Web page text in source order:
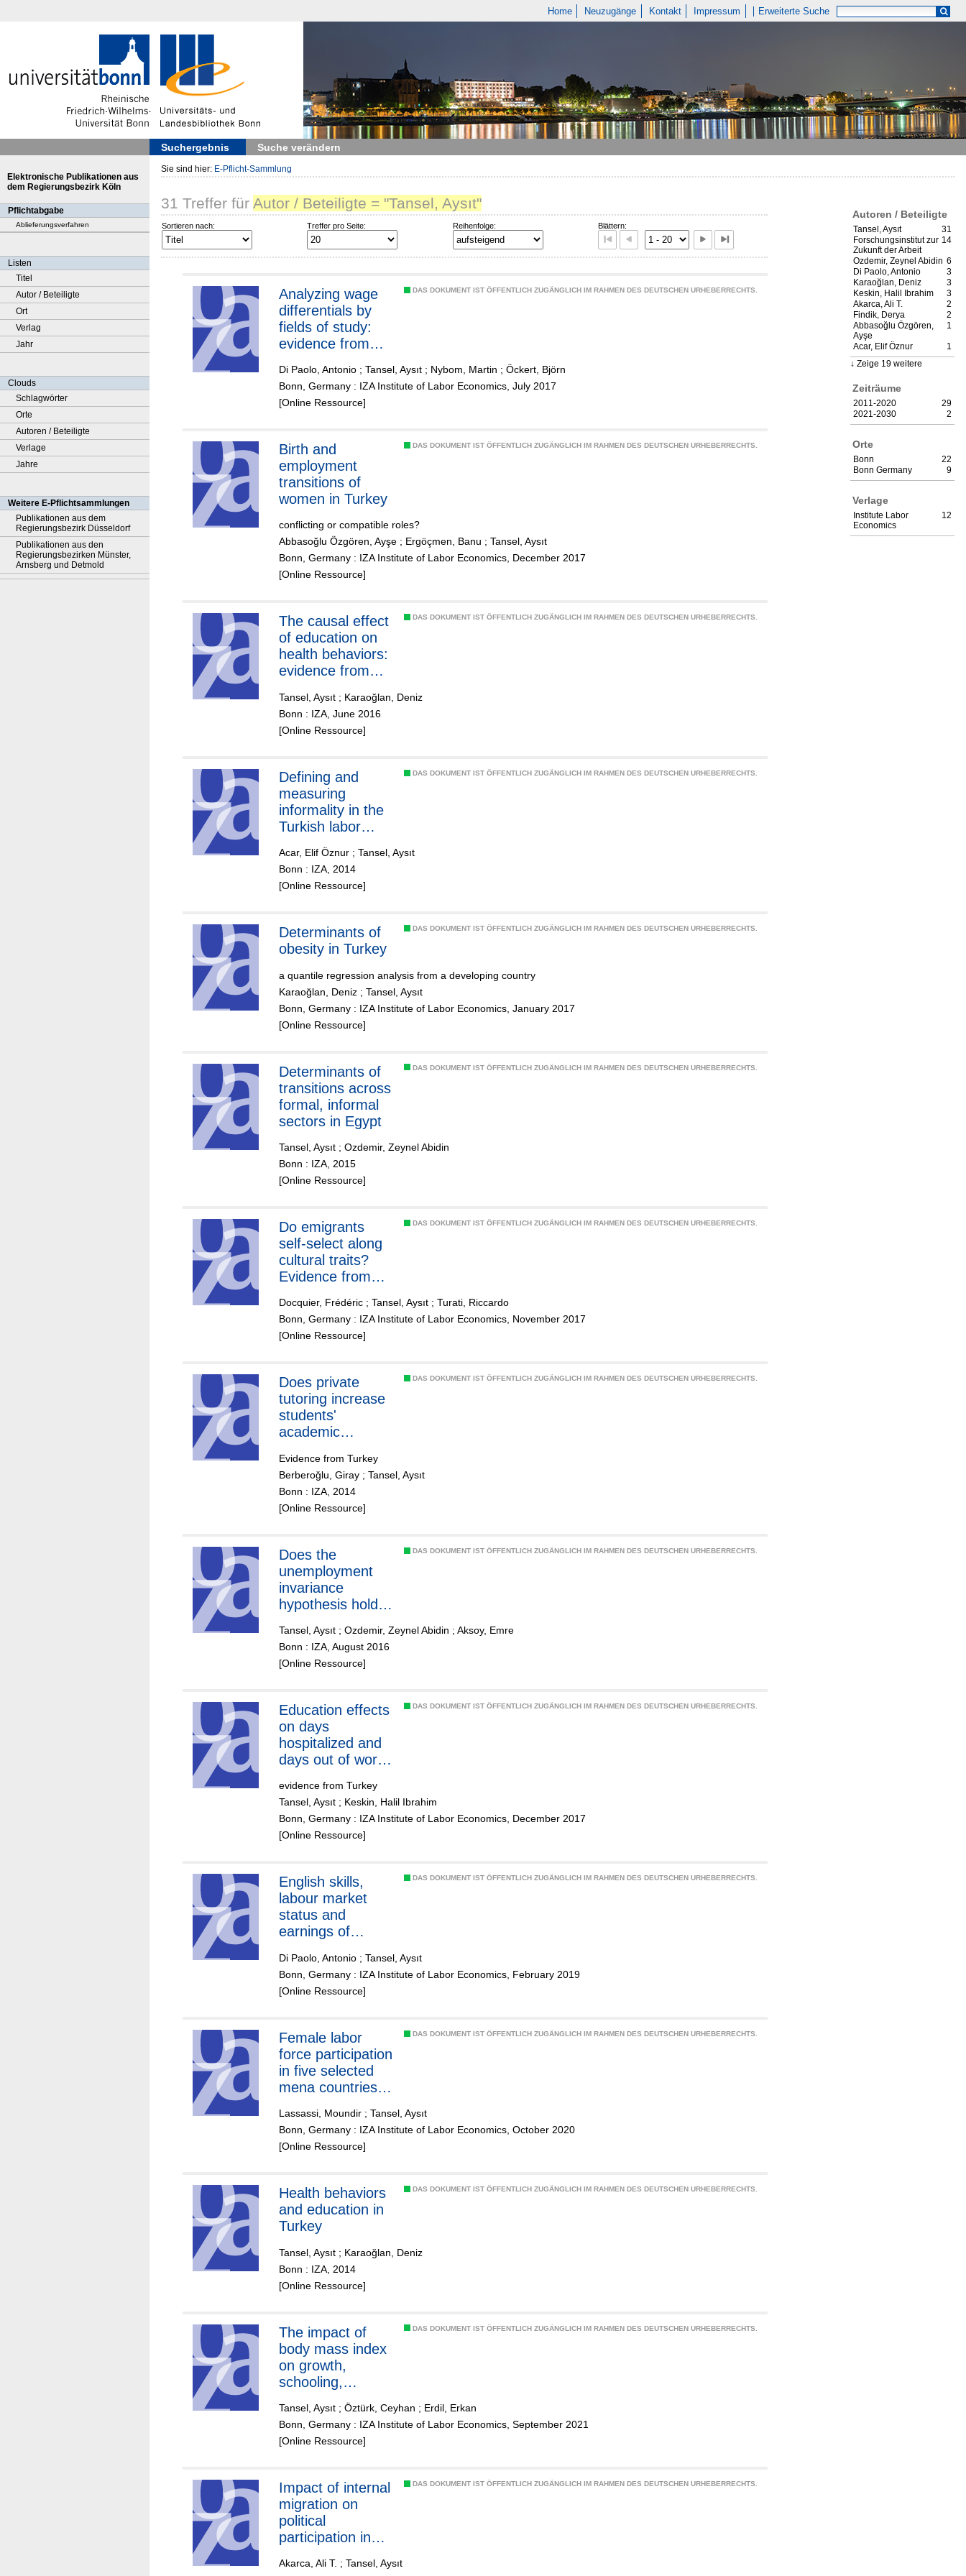
Home Neuzugänge Kontakt Impressum Erweiterte Suche
Suchergebnis Suche verändern
Elektronische Publikationen aus
dem Regierungsbezirk Köln
Pflichtabgabe
Ablieferungsverfahren
Listen
Titel
Autor / Beteiligte
Ort
Verlag
Jahr
Clouds
Schlagwörter
Orte
Autoren / Beteiligte
Verlage
Jahre
Weitere E-Pflichtsammlungen
Publikationen aus dem
Regierungsbezirk Düsseldorf
Publikationen aus den
Regierungsbezirken Münster,
Arnsberg und Detmold
Sie sind hier: E-Pflicht-Sammlung
Autoren / Beteiligte
31
Tansel, Aysıt
14
Forschungsinstitut zur
Zukunft der Arbeit
6
Ozdemir, Zeynel Abidin
3
Di Paolo, Antonio
3
Karaoğlan, Deniz
3
Keskin, Halil Ibrahim
2
Akarca, Ali T.
2
Findik, Derya
1
Abbasoğlu Özgören,
Ayşe
1
Acar, Elif Öznur
Zeige 19 weitere
Zeiträume
29
2011-2020
2
2021-2030
Orte
22
Bonn
9
Bonn Germany
Verlage
12
Institute Labor
Economics
31 Treffer für Autor / Beteiligte = "Tansel, Aysıt"
Sortieren nach: Treffer pro Seite: Reihenfolge: Blättern:
DAS DOKUMENT IST ÖFFENTLICH ZUGÄNGLICH IM RAHMEN DES DEUTSCHEN URHEBERRECHTS.
Analyzing wage
differentials by
fields of study:
evidence from
Di Paolo, Antonio ; Tansel, Aysıt ; Nybom, Martin ; Öckert, Björn
Bonn, Germany : IZA Institute of Labor Economics, July 2017
[Online Ressource]
DAS DOKUMENT IST ÖFFENTLICH ZUGÄNGLICH IM RAHMEN DES DEUTSCHEN URHEBERRECHTS.
Birth and
employment
transitions of
women in Turkey
conflicting or compatible roles?
Abbasoğlu Özgören, Ayşe ; Ergöçmen, Banu ; Tansel, Aysıt
Bonn, Germany : IZA Institute of Labor Economics, December 2017
[Online Ressource]
DAS DOKUMENT IST ÖFFENTLICH ZUGÄNGLICH IM RAHMEN DES DEUTSCHEN URHEBERRECHTS.
The causal effect
of education on
health behaviors:
evidence from
Tansel, Aysıt ; Karaoğlan, Deniz
Bonn : IZA, June 2016
[Online Ressource]
DAS DOKUMENT IST ÖFFENTLICH ZUGÄNGLICH IM RAHMEN DES DEUTSCHEN URHEBERRECHTS.
Defining and
measuring
informality in the
Turkish labor
Acar, Elif Öznur ; Tansel, Aysıt
Bonn : IZA, 2014
[Online Ressource]
DAS DOKUMENT IST ÖFFENTLICH ZUGÄNGLICH IM RAHMEN DES DEUTSCHEN URHEBERRECHTS.
Determinants of
obesity in Turkey
a quantile regression analysis from a developing country
Karaoğlan, Deniz ; Tansel, Aysıt
Bonn, Germany : IZA Institute of Labor Economics, January 2017
[Online Ressource]
DAS DOKUMENT IST ÖFFENTLICH ZUGÄNGLICH IM RAHMEN DES DEUTSCHEN URHEBERRECHTS.
Determinants of
transitions across
formal, informal
sectors in Egypt
Tansel, Aysıt ; Ozdemir, Zeynel Abidin
Bonn : IZA, 2015
[Online Ressource]
DAS DOKUMENT IST ÖFFENTLICH ZUGÄNGLICH IM RAHMEN DES DEUTSCHEN URHEBERRECHTS.
Do emigrants
self-select along
cultural traits?
Evidence from
countries
Docquier, Frédéric ; Tansel, Aysıt ; Turati, Riccardo
Bonn, Germany : IZA Institute of Labor Economics, November 2017
[Online Ressource]
DAS DOKUMENT IST ÖFFENTLICH ZUGÄNGLICH IM RAHMEN DES DEUTSCHEN URHEBERRECHTS.
Does private
tutoring increase
students'
academic
Evidence from Turkey
Berberoǧlu, Giray ; Tansel, Aysıt
Bonn : IZA, 2014
[Online Ressource]
DAS DOKUMENT IST ÖFFENTLICH ZUGÄNGLICH IM RAHMEN DES DEUTSCHEN URHEBERRECHTS.
Does the
unemployment
invariance
hypothesis hold
Tansel, Aysıt ; Ozdemir, Zeynel Abidin ; Aksoy, Emre
Bonn : IZA, August 2016
[Online Ressource]
DAS DOKUMENT IST ÖFFENTLICH ZUGÄNGLICH IM RAHMEN DES DEUTSCHEN URHEBERRECHTS.
Education effects
on days
hospitalized and
days out of work
evidence from Turkey
Tansel, Aysıt ; Keskin, Halil Ibrahim
Bonn, Germany : IZA Institute of Labor Economics, December 2017
[Online Ressource]
DAS DOKUMENT IST ÖFFENTLICH ZUGÄNGLICH IM RAHMEN DES DEUTSCHEN URHEBERRECHTS.
English skills,
labour market
status and
earnings of
Di Paolo, Antonio ; Tansel, Aysıt
Bonn, Germany : IZA Institute of Labor Economics, February 2019
[Online Ressource]
DAS DOKUMENT IST ÖFFENTLICH ZUGÄNGLICH IM RAHMEN DES DEUTSCHEN URHEBERRECHTS.
Female labor
force participation
in five selected
mena countries:
cohort analysis
(Algeria, Egypt,
Jordan, Palestine
Lassassi, Moundir ; Tansel, Aysıt
Bonn, Germany : IZA Institute of Labor Economics, October 2020
[Online Ressource]
DAS DOKUMENT IST ÖFFENTLICH ZUGÄNGLICH IM RAHMEN DES DEUTSCHEN URHEBERRECHTS.
Health behaviors
and education in
Turkey
Tansel, Aysıt ; Karaoğlan, Deniz
Bonn : IZA, 2014
[Online Ressource]
DAS DOKUMENT IST ÖFFENTLICH ZUGÄNGLICH IM RAHMEN DES DEUTSCHEN URHEBERRECHTS.
The impact of
body mass index
on growth,
schooling,
productivity, and
savings: a cross-
country study
Tansel, Aysıt ; Öztürk, Ceyhan ; Erdil, Erkan
Bonn, Germany : IZA Institute of Labor Economics, September 2021
[Online Ressource]
DAS DOKUMENT IST ÖFFENTLICH ZUGÄNGLICH IM RAHMEN DES DEUTSCHEN URHEBERRECHTS.
Impact of internal
migration on
political
participation in
Akarca, Ali T. ; Tansel, Aysıt